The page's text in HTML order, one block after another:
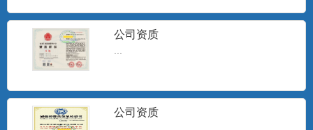
公司资质
公司资质